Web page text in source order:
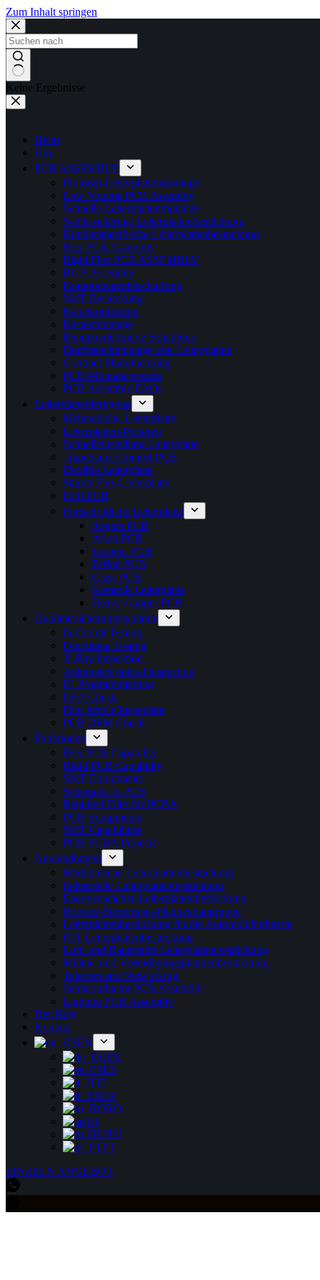
Zum Inhalt springen
Keine Ergebnisse
Heim
Um
PCB ASSEMBLY
Prototyp-Leiterplattenmontage
Low Volume PCB Assembly
Schnelle Leiterplattenmontage
Schlüsselfertige Leiterplattenbestückung
Kundenspezifische Leiterplattenbestückung
Flex PCB Assembly
Rigid Flex PCB ASSEMBLY
BGA Assembly
Komponentenbeschaffung
SMT-Bestückung
Kabelkonfektion
Kastenmontage
Benutzerdefinierte Schablone
Durchsteckmontage von Leiterplatten
Contract Manufacturing
PCB-Montageprozess
PCB Assembly FAQs
Leiterplattenfertigung
Mehrschicht- Leiterplatte
Leiterplatten-Prototyp
Schnelleinstellung Leiterplatte
Impedance Control PCB
Flexible Leiterplatte
Starrer Flex-Leiterplatte
HDI PCB
Fortschrittliche Leiterplatte
Rogers PCB
Arlon PCB
Taconic PCB
Teflon PCB
Glass PCB
Keramik-Leiterplatte
Heavy Copper PCB
Qualitätssicherungsgarantie
In-Circuit Testing
Functional Testing
X-Ray Inspection
Automated optical inspection
IC-Programmierung
DFA Check
First Article Inspection
PCB DFM Check
Funktionen
Flex PCB Capability
Rigid PCB Capability
SMT Equipments
Schematic to PCB
Required Files for PCBA
PCB Equipments
SMT Capabilities
PCB PCBA Projects
Anwendungen
Medizinische Leiterplattenbestückung
Industrielle Leiterplattenbestückung
Energiespeicher-Leiterplattenbestückung
Roboter-Steuerungs-Platinenbaugruppe
Leiterplattenbestückung für die Automobilindustrie
IOT Leiterplattenbestückung
Luft- und Raumfahrt-Leiterplattenbestückung
Militär- und Verteidigungsplatinenbestückung
Telecom and Networking
Semiconductor PCB Assembly
Lighting PCB Assembly
Der Blog
Kontakt
EN
DE
ES
IT
FR
RO
AR
RU
PT
EINZELN ANGEBOT